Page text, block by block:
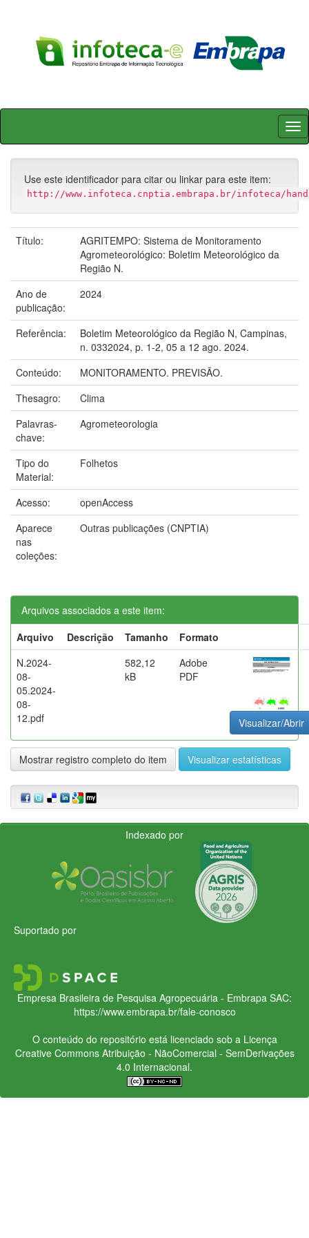
Skip
Use este identificador para citar ou linkar para este item:
http://www.infoteca.cnptia.embrapa.br/infoteca/
Título:
AGRITEMPO: Sistema de Monitoramento
Agrometeorológico: Boletim Meteorológico da
Região N.
Ano de
publicação:
2024
Referência:
Boletim Meteorológico da Região N, Campinas,
n. 0332024, p. 1-2, 05 a 12 ago. 2024.
Conteúdo:
MONITORAMENTO. PREVISÃO.
Thesagro:
Clima
Palavras-
chave:
Agrometeorologia
Tipo do
Material:
Folhetos
Acesso:
openAccess
Aparece
nas
coleções:
Outras publicações (CNPTIA)
Arquivos associados a este item:
Arquivo
Descrição Tamanho
Formato
N.2024-
08-
05.2024-
08-
12.pdf
582,12
kB
Adobe
PDF
Visualizar/Abrir
Mostrar registro completo do item Visualizar estatísticas
Indexado por
Suportado por
Empresa Brasileira de Pesquisa Agropecuária - Embrapa SAC:
https://www.embrapa.br/fale-conosco
O conteúdo do repositório está licenciado sob a Licença
Creative CommonsAtribuição - NãoComercial - SemDerivações
4.0 Internacional.